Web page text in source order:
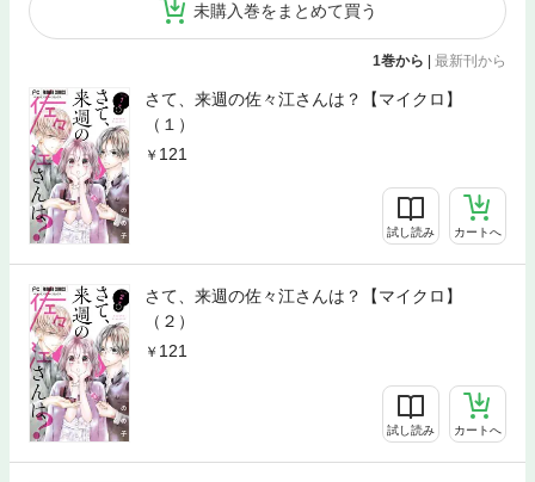
未購入巻をまとめて買う
1巻から 最新刊から
さて、来週の佐々江さんは？【マイクロ】
（１）
121
試し読み カートへ
さて、来週の佐々江さんは？【マイクロ】
（２）
121
試し読み カートへ